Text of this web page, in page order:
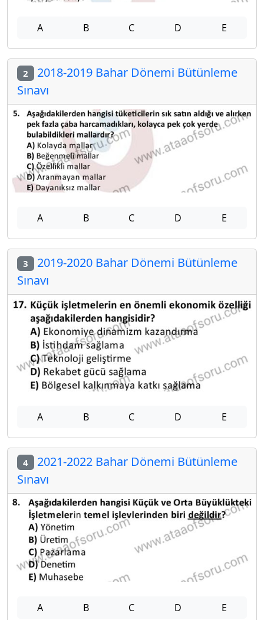
A B C D E
2 2018-2019 Bahar Dönemi Bütünleme
Sınavı
A B C D E
3 2019-2020 Bahar Dönemi Bütünleme
Sınavı
A B C D E
4 2021-2022 Bahar Dönemi Bütünleme
Sınavı
A B C D E